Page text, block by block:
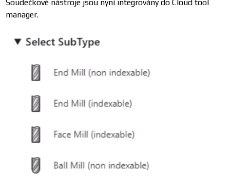
Soudečkové nástroje jsou nyní integrovány do Cloud tool
manager.